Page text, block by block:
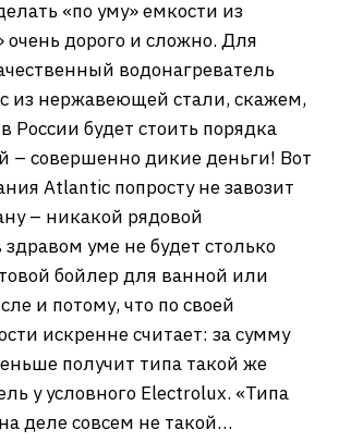
«по уму» емкости из
дорого и сложно. Для
водонагреватель
нержавеющей стали, скажем,
России будет стоить порядка
– совершенно дикие деньги! Вот
Atlantic попросту не завозит
– никакой рядовой
здравом уме не будет столько
бойлер для ванной или
и потому, что по своей
искренне считает: за сумму
получит типа такой же
у условного Electrolux. «Типа
деле совсем не такой…